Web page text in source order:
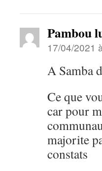
Pambou
17/04/2021
A Samba
Ce que
car pour
majorite
constats